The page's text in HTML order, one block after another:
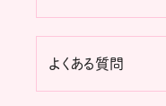
よくある質問